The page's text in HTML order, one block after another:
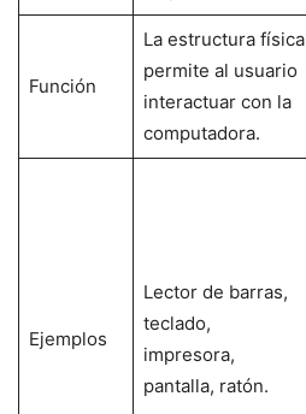
Función
La estructura física
permite al usuario
interactuar con la
computadora.
Ejemplos
Lector de barras,
teclado,
impresora,
pantalla, ratón.